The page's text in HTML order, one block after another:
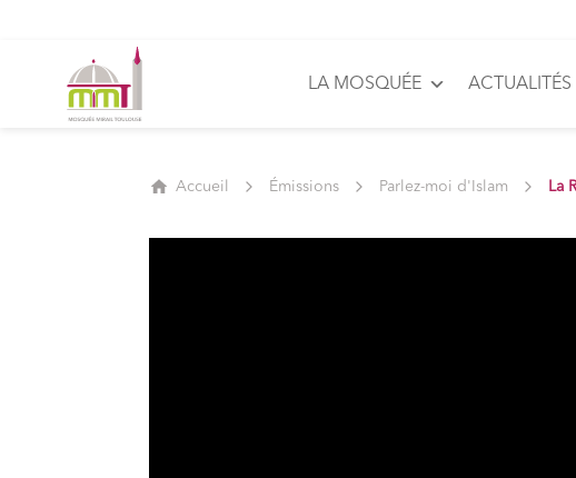
LA MOSQUÉE ACTUALITÉS
Accueil Émissions Parlez-moi d'Islam La